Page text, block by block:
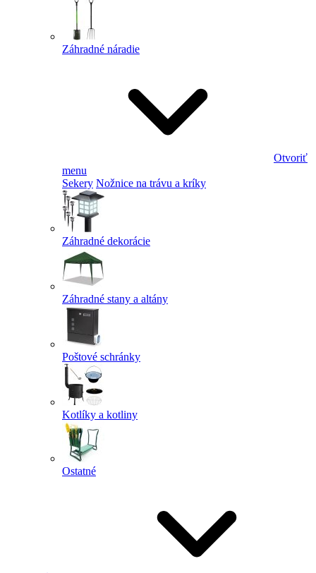
Záhradné náradie
Otvoriť
menu
Sekery Nožnice na trávu a kríky
Záhradné dekorácie
Záhradné stany a altány
Poštové schránky
Kotlíky a kotliny
Ostatné